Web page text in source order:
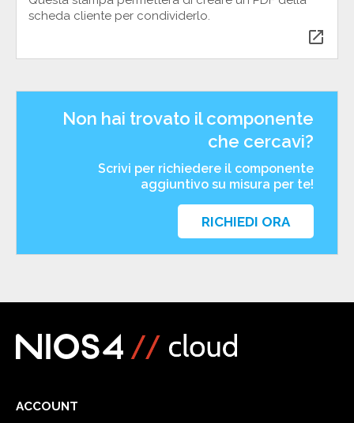
scheda cliente per condividerlo.
open_in_new
Non hai trovato il componente
che cercavi?
Scrivi per richiedere il componente
aggiuntivo su misura per te!
RICHIEDI ORA
ACCOUNT